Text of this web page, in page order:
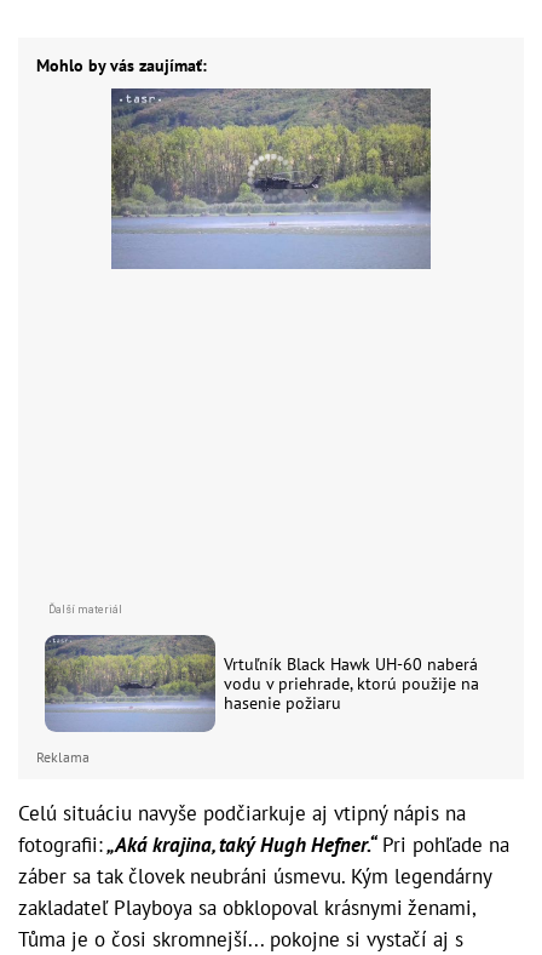
Mohlo by vás zaujímať:
Vrtuľník Black Hawk UH-60 naberá
vodu v priehrade, ktorú použije na
hasenie požiaru
Reklama
Celú situáciu navyše podčiarkuje aj vtipný nápis na
fotografii:„Aká krajina, taký Hugh Hefner.“Pri pohľade na
záber sa tak človek neubráni úsmevu. Kým legendárny
zakladateľ Playboya sa obklopoval krásnymi ženami,
Tůma je o čosi skromnejší... pokojne si vystačí aj s